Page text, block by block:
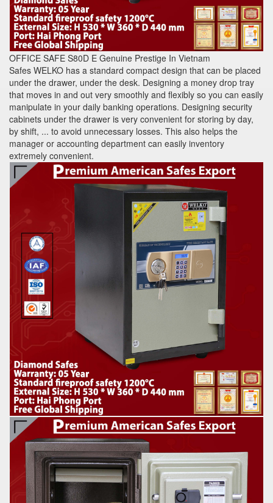
OFFICE SAFE S80D E Genuine Prestige In Vietnam
Safes WELKO has a standard compact design that can be placed
under the drawer, under the desk. Designing a money drop tray
that moves in and out very smoothly and flexibly so you can easily
manipulate in your daily banking operations. Designing security
cabinets under the drawer is very convenient for storing by day,
by shift, ... to avoid unnecessary losses. This also helps the
manager or accounting department can easily inventory
extremely convenient.